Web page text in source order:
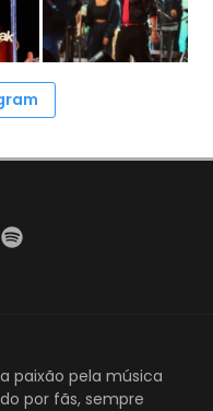
paixão pela música
por fãs, sempre